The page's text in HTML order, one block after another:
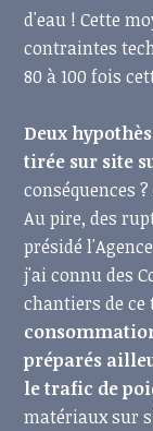
d'eau ! Cette
contraintes
80 à 100 fois
Deux
tirée sur site
conséquences
Au pire, des
présidé
j'ai connu des
chantiers de ce
préparés
le trafic de
matériaux sur